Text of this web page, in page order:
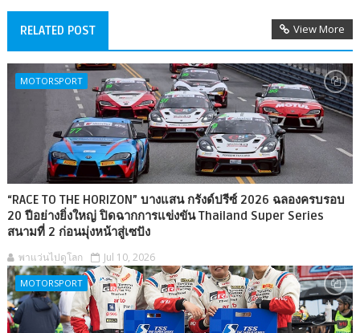
RELATED POST View More
MOTORSPORT
“RACE TO THE HORIZON” บางแสน กรังด์ปรีซ์ 2026 ฉลองครบรอบ
20 ปีอย่างยิ่งใหญ่ ปิดฉากการแข่งขัน Thailand Super Series
สนามที่ 2 ก่อนมุ่งหน้าสู่เซปัง
พาแว่นไปดูโลก Jul 10, 2026
MOTORSPORT